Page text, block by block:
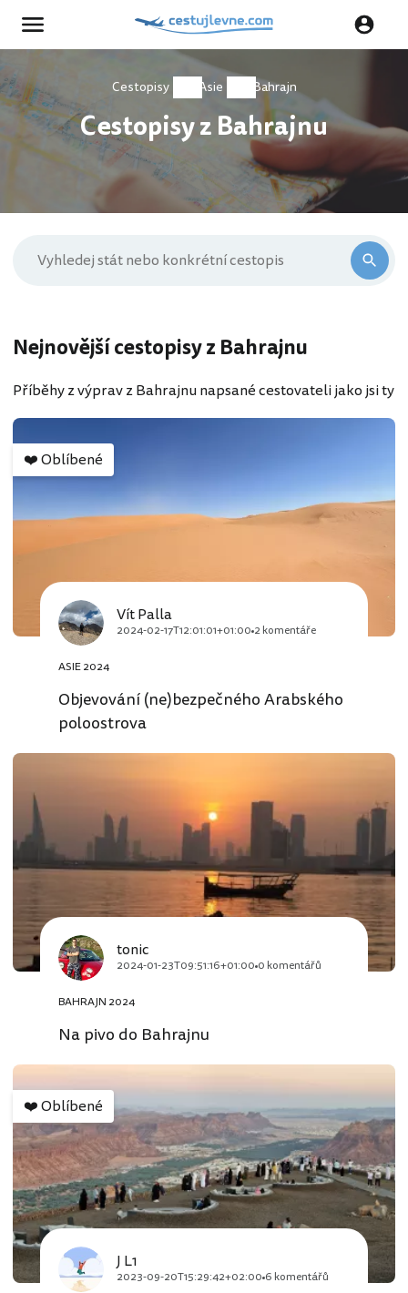
Cestopisy Asie Bahrajn
Cestopisy z Bahrajnu
Nejnovější cestopisy z Bahrajnu
Příběhy z výprav z Bahrajnu napsané cestovateli jako jsi ty
Vít Palla
2024-02-17T12:01:01+01:00 2 komentáře
ASIE 2024
Objevování (ne)bezpečného Arabského
poloostrova
❤️Oblíbené
tonic
2024-01-23T09:51:16+01:00 0 komentářů
BAHRAJN 2024
Na pivo do Bahrajnu
J L1
2023-09-20T15:29:42+02:00 6 komentářů
❤️Oblíbené